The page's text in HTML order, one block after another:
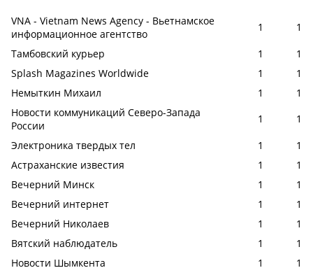
VNA - Vietnam News Agency - Вьетнамское
информационное агентство
1
1
Тамбовский курьер
1
1
Splash Magazines Worldwide
1
1
Немыткин Михаил
1
1
Новости коммуникаций Северо-Запада
России
1
1
Электроника твердых тел
1
1
Астраханские известия
1
1
Вечерний Минск
1
1
Вечерний интернет
1
1
Вечерний Николаев
1
1
Вятский наблюдатель
1
1
Новости Шымкента
1
1